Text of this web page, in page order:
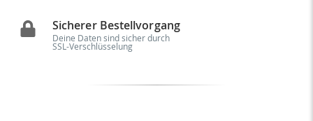
Sicherer Bestellvorgang
Deine Daten sind sicher durch
SSL-Verschlüsselung